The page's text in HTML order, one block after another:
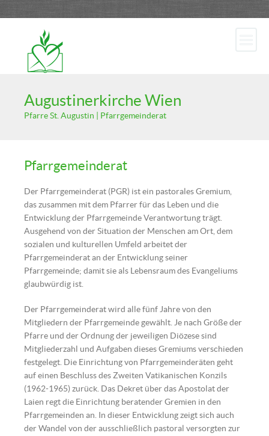
Augustinerkirche Wien
Pfarre St. Augustin | Pfarrgemeinderat
Pfarrgemeinderat
Der Pfarrgemeinderat (PGR) ist ein pastorales Gremium,
das zusammen mit dem Pfarrer für das Leben und die
Entwicklung der Pfarrgemeinde Verantwortung trägt.
Ausgehend von der Situation der Menschen am Ort, dem
sozialen und kulturellen Umfeld arbeitet der
Pfarrgemeinderat an der Entwicklung seiner
Pfarrgemeinde; damit sie als Lebensraum des Evangeliums
glaubwürdig ist.
Der Pfarrgemeinderat wird alle fünf Jahre von den
Mitgliedern der Pfarrgemeinde gewählt. Je nach Größe der
Pfarre und der Ordnung der jeweiligen Diözese sind
Mitgliederzahl und Aufgaben dieses Gremiums verschieden
festgelegt. Die Einrichtung von Pfarrgemeinderäten geht
auf einen Beschluss des Zweiten Vatikanischen Konzils
(1962-1965) zurück. Das Dekret über das Apostolat der
Laien regt die Einrichtung beratender Gremien in den
Pfarrgemeinden an. In dieser Entwicklung zeigt sich auch
der Wandel von der ausschließlich pastoral versorgten zur